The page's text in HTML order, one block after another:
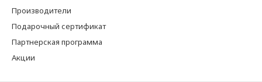
Производители
Подарочный сертификат
Партнерская программа
Акции